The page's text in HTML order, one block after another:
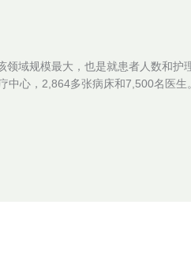
域规模最大，也是就患者人数和护
中心，2,864多张病床和7,500名医生